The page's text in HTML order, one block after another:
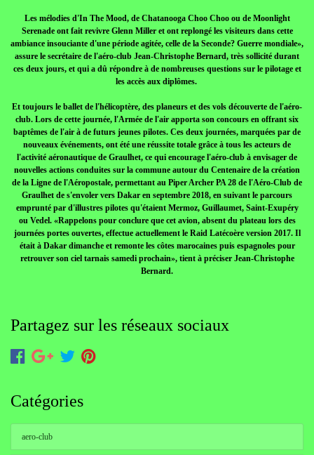
Les mélodies d'In The Mood, de Chatanooga Choo Choo ou de Moonlight
Serenade ont fait revivre Glenn Miller et ont replongé les visiteurs dans cette
ambiance insouciante d'une période agitée, celle de la Seconde? Guerre mondiale»,
assure le secrétaire de l'aéro-club Jean-Christophe Bernard, très sollicité durant
ces deux jours, et qui a dû répondre à de nombreuses questions sur le pilotage et
les accès aux diplômes.
Et toujours le ballet de l'hélicoptère, des planeurs et des vols découverte de l'aéro-
club. Lors de cette journée, l'Armée de l'air apporta son concours en offrant six
baptêmes de l'air à de futurs jeunes pilotes. Ces deux journées, marquées par de
nouveaux événements, ont été une réussite totale grâce à tous les acteurs de
l'activité aéronautique de Graulhet, ce qui encourage l'aéro-club à envisager de
nouvelles actions conduites sur la commune autour du Centenaire de la création
de la Ligne de l'Aéropostale, permettant au Piper Archer PA 28 de l'Aéro-Club de
Graulhet de s'envoler vers Dakar en septembre 2018, en suivant le parcours
emprunté par d'illustres pilotes qu'étaient Mermoz, Guillaumet, Saint-Exupéry
ou Vedel. «Rappelons pour conclure que cet avion, absent du plateau lors des
journées portes ouvertes, effectue actuellement le Raid Latécoère version 2017. Il
était à Dakar dimanche et remonte les côtes marocaines puis espagnoles pour
retrouver son ciel tarnais samedi prochain», tient à préciser Jean-Christophe
Bernard.
Partagez sur les réseaux sociaux
Catégories
aero-club